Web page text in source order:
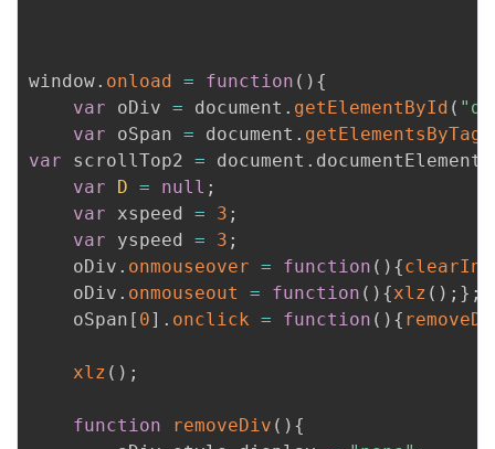
window. onload = function ( ) {
var oDiv = document . getElementById (
var oSpan = document .
var scrollTop2 = document . documentElement
var
D = null ;
var xspeed = 3 ;
var yspeed = 3 ;
	oDiv
. onmouseover = function ( ) {
	oDiv
. onmouseout = function ( ) {xlz ( ) ; } ;
	oSpan
[ 0] . onclick = function ( ) {
xlz ( ) ;
function removeDiv ( ) {